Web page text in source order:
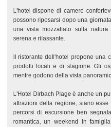
L'hotel dispone di camere
possono riposarsi dopo una
una vista mozzafiato sulla natura
serena e rilassante.
Il ristorante dell'hotel propone una
prodotti locali e di stagione. Gli
mentre godono della vista
L'Hotel Dirbach Plage è anche un
attrazioni della regione, siano
percorsi di escursione ben
romantica, un weekend in